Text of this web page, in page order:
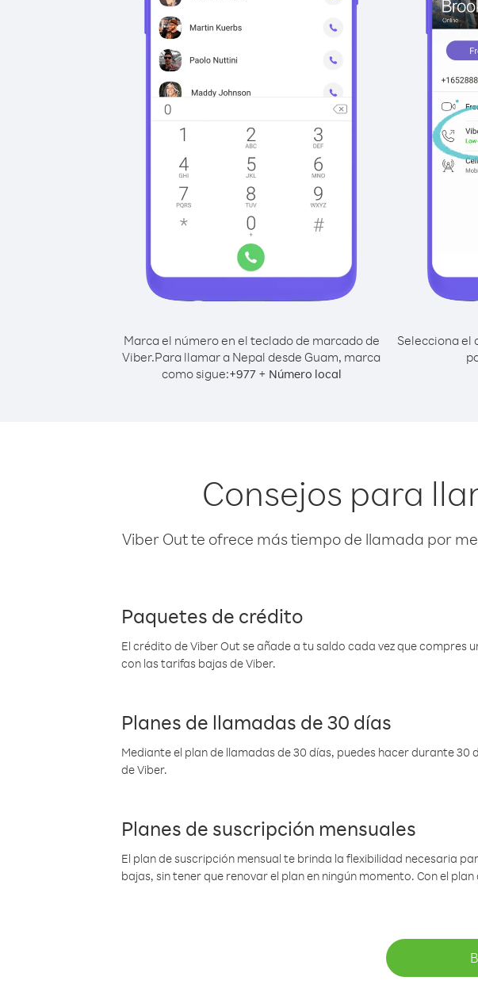
Marca el número en el teclado de marcado de
Viber.Para llamar a Nepal desde Guam, marca
como sigue:+977+ Número local
Selecciona el
Consejos para
Viber Out te ofrece más tiempo de llamada por
Paquetes de crédito
El crédito de Viber Out se añade a tu saldo cada vez que
con las tarifas bajas de Viber.
Planes de llamadas de 30 días
Mediante el plan de llamadas de 30 días, puedes hacer durante
de Viber.
Planes de suscripción mensuales
El plan de suscripción mensual te brinda la flexibilidad necesaria
bajas, sin tener que renovar el plan en ningún momento. Con el